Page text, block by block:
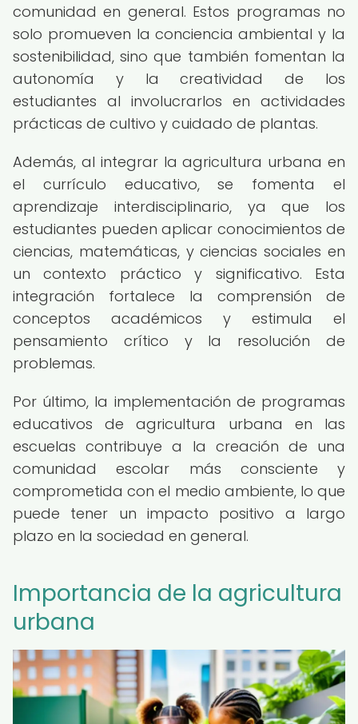
comunidad en general. Estos programas no
solo promueven la conciencia ambiental y la
sostenibilidad, sino que también fomentan la
autonomía y la creatividad de los
estudiantes al involucrarlos en actividades
prácticas de cultivo y cuidado de plantas.
Además, al integrar la agricultura urbana en
el currículo educativo, se fomenta el
aprendizaje interdisciplinario, ya que los
estudiantes pueden aplicar conocimientos de
ciencias, matemáticas, y ciencias sociales en
un contexto práctico y significativo. Esta
integración fortalece la comprensión de
conceptos académicos y estimula el
pensamiento crítico y la resolución de
problemas.
Por último, la implementación de programas
educativos de agricultura urbana en las
escuelas contribuye a la creación de una
comunidad escolar más consciente y
comprometida con el medio ambiente, lo que
puede tener un impacto positivo a largo
plazo en la sociedad en general.
Importancia de la agricultura
urbana